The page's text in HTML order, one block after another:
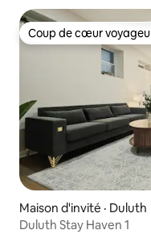
Coup de cœur
Coup de cœur
Maison d'invité · Duluth
Duluth Stay Haven 1